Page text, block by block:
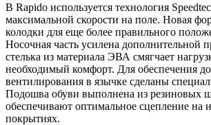
В Rapido используется технология
максимальной скорости на поле. Новая
колодки для еще более правильного
Носочная часть усилена дополнительной
стелька из материала ЭВА смягчает
необходимый комфорт. Для обеспечения
вентилирования в язычке сделаны
Подошва обуви выполнена из резиновых
обеспечивают оптимальное сцепление на
покрытиях.